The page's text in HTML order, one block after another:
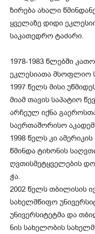
ზი­რე­ბა ახა­ლი
ყვე­ლა­ზე დიდი
სა­კა­თედ­რო ტა­ძა­რი.
1978-1983 წლებ­ში
ეკ­ლე­სი­ა­თა მსოფ­ლიო
1997 წელს მისი
მი­ამ თა­ვის სა­პა­ტიო
არ­ჩე­ულ იქნა
სა­ერ­თა­შო­რი­სო
1998 წელს კი
წმინ­და ტი­ხო­ნის
ღვთის­მე­ტყვე­ლე­ბის
ჭა.
2002 წელს თბი­ლი­სის
სა­ხელ­მწი­ფო
უნი­ვერ­სი­ტეტ­მა და
ნის სა­ხე­ლო­ბის